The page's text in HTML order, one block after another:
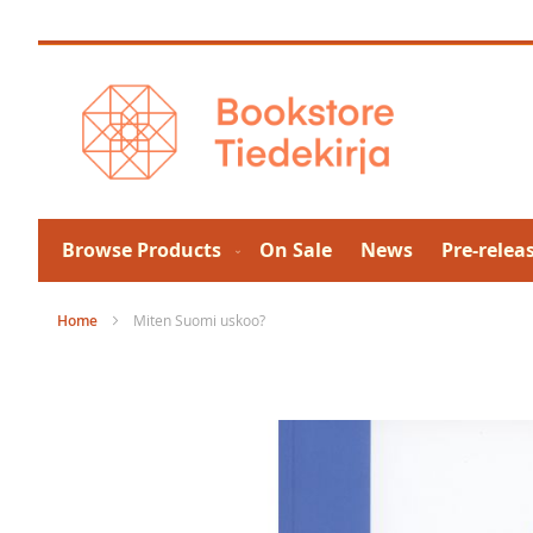
to
Browse Products On Sale News Pre-
Home Miten Suomi uskoo?